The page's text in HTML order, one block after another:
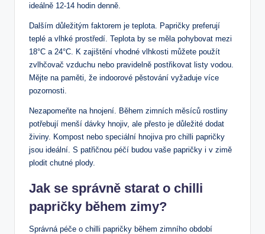
ideálně 12-14 hodin denně.
Dalším důležitým faktorem je teplota. Papričky preferují
teplé a vlhké prostředí. Teplota by se měla pohybovat mezi
18°C a 24°C. K zajištění vhodné vlhkosti můžete použít
zvlhčovač vzduchu nebo pravidelně postřikovat listy vodou.
Mějte na paměti, že indoorové pěstování vyžaduje více
pozornosti.
Nezapomeňte na hnojení. Během zimních měsíců rostliny
potřebují menší dávky hnojiv, ale přesto je důležité dodat
živiny. Kompost nebo speciální hnojiva pro chilli papričky
jsou ideální. S patřičnou péčí budou vaše papričky i v zimě
plodit chutné plody.
Jak se správně starat o chilli
papričky během zimy?
Správná péče o chilli papričky během zimního období